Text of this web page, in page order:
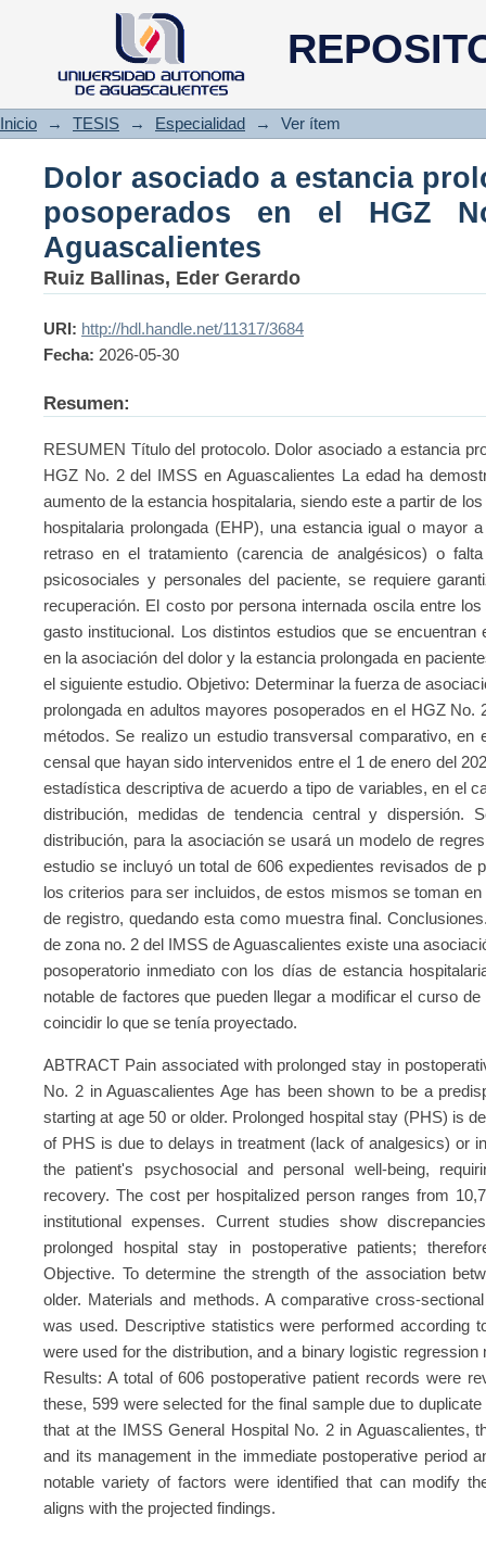
Dolor asociado a estancia
HGZ No. 2 del IMSS en
Inicio → TESIS → Especialidad → Ver ítem
Dolor asociado a estancia
posoperados en el HGZ
Aguascalientes
Ruiz Ballinas, Eder Gerardo
URI: http://hdl.handle.net/11317/3684
Fecha: 2026-05-30
Resumen:
RESUMEN Título del protocolo. Dolor asociado a estancia
HGZ No. 2 del IMSS en Aguascalientes La edad ha
aumento de la estancia hospitalaria, siendo este a partir de
hospitalaria prolongada (EHP), una estancia igual o mayor
retraso en el tratamiento (carencia de analgésicos) o
psicosociales y personales del paciente, se requiere
recuperación. El costo por persona internada oscila entre
gasto institucional. Los distintos estudios que se
en la asociación del dolor y la estancia prolongada en
el siguiente estudio. Objetivo: Determinar la fuerza de
prolongada en adultos mayores posoperados en el HGZ
métodos. Se realizo un estudio transversal comparativo, en
censal que hayan sido intervenidos entre el 1 de enero del
estadística descriptiva de acuerdo a tipo de variables, en el
distribución, medidas de tendencia central y dispersión.
distribución, para la asociación se usará un modelo de
estudio se incluyó un total de 606 expedientes revisados de
los criterios para ser incluidos, de estos mismos se toman
de registro, quedando esta como muestra final.
de zona no. 2 del IMSS de Aguascalientes existe una
posoperatorio inmediato con los días de estancia
notable de factores que pueden llegar a modificar el curso
coincidir lo que se tenía proyectado.
ABTRACT Pain associated with prolonged stay in
No. 2 in Aguascalientes Age has been shown to be a
starting at age 50 or older. Prolonged hospital stay (PHS) is
of PHS is due to delays in treatment (lack of analgesics) or
the patient's psychosocial and personal well-being,
recovery. The cost per hospitalized person ranges from
institutional expenses. Current studies show
prolonged hospital stay in postoperative patients;
Objective. To determine the strength of the association
older. Materials and methods. A comparative cross-
was used. Descriptive statistics were performed according
were used for the distribution, and a binary logistic
Results: A total of 606 postoperative patient records were
these, 599 were selected for the final sample due to
that at the IMSS General Hospital No. 2 in Aguascalientes,
and its management in the immediate postoperative period
notable variety of factors were identified that can modify
aligns with the projected findings.